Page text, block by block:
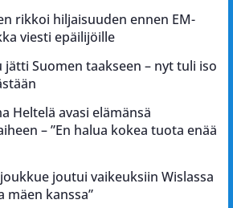
rikkoi hiljaisuuden ennen EM-
viesti epäilijöille
jätti Suomen taakseen – nyt tuli iso
Heltelä avasi elämänsä
– ”En halua kokea tuota enää
joutui vaikeuksiin Wislassa
mäen kanssa”